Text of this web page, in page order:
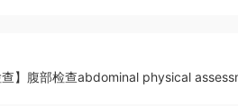
查】腹部检查abdominal physical